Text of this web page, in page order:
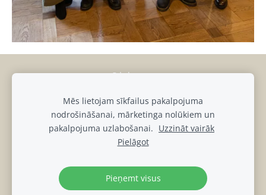
Sīkdatnes
muiza@luznava.lv
+37128686863,+37129390701
Pils iela 8, Lūznava, Lūznavas pagasts, Rēzeknes novads, LV-
4627
Lūznavas muižas DATU PRIVĀTUMA POLITIKA
Mēs lietojam sīkfailus pakalpojuma
nodrošināšanai, mārketinga nolūkiem un
pakalpojuma uzlabošanai. Uzzināt vairāk
Pielāgot
Pieņemt visus